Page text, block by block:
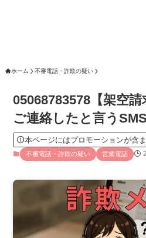
ホーム 不審電話・詐欺の疑い
05068783578【架空
ご連絡したと言うSMS
本ページにはプロモーションが含
不審電話・詐欺の疑い 営業電話